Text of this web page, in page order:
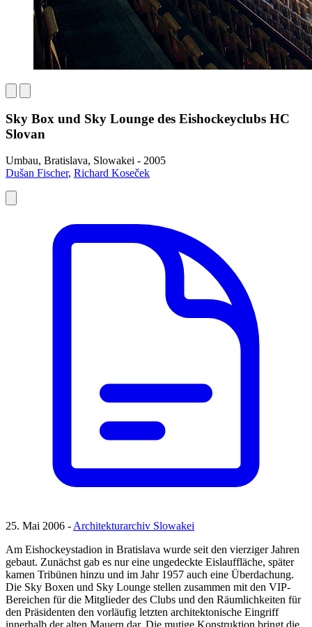
Sky Box und Sky Lounge des Eishockeyclubs HC
Slovan
Umbau, Bratislava, Slowakei - 2005
Dušan Fischer, Richard Koseček
25. Mai 2006 -Architekturarchiv Slowakei
Am Eishockeystadion in Bratislava wurde seit den vierziger Jahren
gebaut. Zunächst gab es nur eine ungedeckte Eislauffläche, später
kamen Tribünen hinzu und im Jahr 1957 auch eine Überdachung.
Die Sky Boxen und Sky Lounge stellen zusammen mit den VIP-
Bereichen für die Mitglieder des Clubs und den Räumlichkeiten für
den Präsidenten den vorläufig letzten architektonische Eingriff